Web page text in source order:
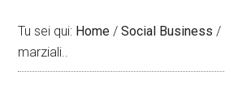
Tu sei qui: Home / Social Business /
marziali..